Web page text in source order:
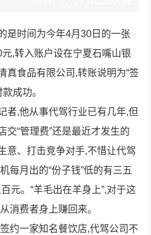
时间为今年4月30日的一张
,转入账户设在宁夏石嘴山银
真食品有限公司,转账说明为“签
成功。
,他从事代驾行业已有几年,但
交“管理费”还是最近才发生的
意、打击竞争对手,不惜让代驾
每月出的“份子钱”低的有三五
元。“羊毛出在羊身上”,对于这
消费者身上赚回来。
一家知名餐饮店,代驾公司不